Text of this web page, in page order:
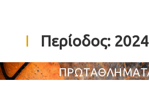
Περίοδος: